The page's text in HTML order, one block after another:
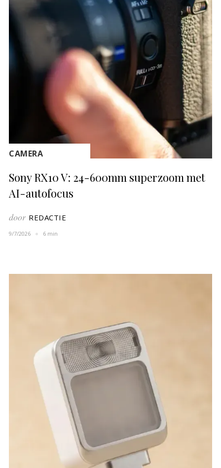
CAMERA
Sony RX10 V: 24-600mm superzoom met
AI-autofocus
door REDACTIE
9/7/2026 6 min